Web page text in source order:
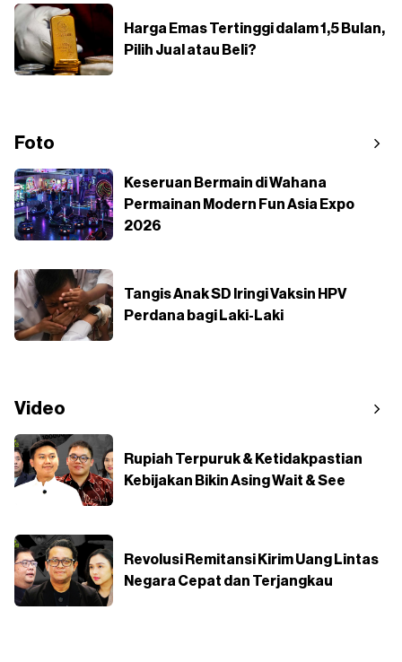
Harga Emas Tertinggi dalam 1,5 Bulan,
Pilih Jual atau Beli?
Foto
Keseruan Bermain di Wahana
Permainan Modern Fun Asia Expo
2026
Tangis Anak SD Iringi Vaksin HPV
Perdana bagi Laki-Laki
Video
Rupiah Terpuruk & Ketidakpastian
Kebijakan Bikin Asing Wait & See
Revolusi Remitansi Kirim Uang Lintas
Negara Cepat dan Terjangkau